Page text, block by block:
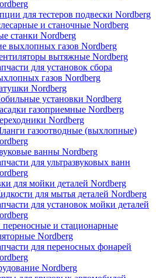
для тестеров подвески Nordberg
и станочные Nordberg
станки Nordberg
выхлопных газов Nordberg
вытяжные Nordberg
для установок сбора
газов Nordberg
Nordberg
установки Nordberg
газоприемные Nordberg
Nordberg
газоотводные (выхлопные)
ванны Nordberg
для ультразвуковых ванн
для мойки деталей Nordberg
для мытья деталей Nordberg
для установок мойки деталей
и стационарные
Nordberg
для переносных фонарей
Nordberg